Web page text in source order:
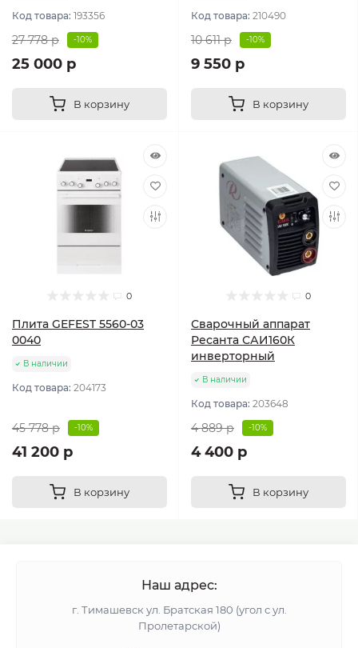
Код товара: 193356
27 778 р -10%
25 000 р
В корзину
Код товара: 210490
10 611 р -10%
9 550 р
В корзину
0
Плита GEFEST 5560-03
0040
В наличии
Код товара: 204173
45 778 р -10%
41 200 р
В корзину
0
Сварочный аппарат
Ресанта САИ160К
инверторный
В наличии
Код товара: 203648
4 889 р -10%
4 400 р
В корзину
Наш адрес:
г. Тимашевск ул. Братская 180 (угол с ул.
Пролетарской)